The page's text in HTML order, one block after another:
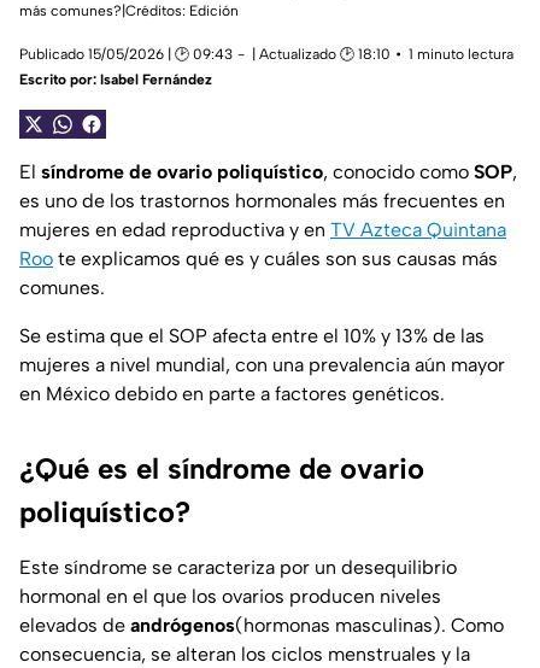
más comunes?|Créditos: Edición
Publicado 15/05/2026 | 🕑 09:43 | Actualizado 🕑 18:10
1 minuto lectura
Escrito por: Isabel Fernández
El síndrome de ovario poliquístico, conocido como SOP,
es uno de los trastornos hormonales más frecuentes en
mujeres en edad reproductiva y en TV Azteca Quintana
Roo te explicamos qué es y cuáles son sus causas más
comunes.
Se estima que el SOP afecta entre el 10% y 13% de las
mujeres a nivel mundial, con una prevalencia aún mayor
en México debido en parte a factores genéticos.
¿Qué es el síndrome de ovario
poliquístico?
Este síndrome se caracteriza por un desequilibrio
hormonal en el que los ovarios producen niveles
elevados de andrógenos(hormonas masculinas). Como
consecuencia, se alteran los ciclos menstruales y la